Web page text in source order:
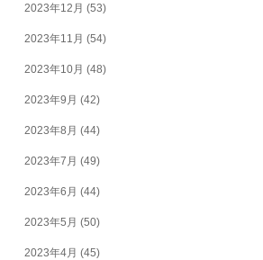
2023年12月 (53)
2023年11月 (54)
2023年10月 (48)
2023年9月 (42)
2023年8月 (44)
2023年7月 (49)
2023年6月 (44)
2023年5月 (50)
2023年4月 (45)